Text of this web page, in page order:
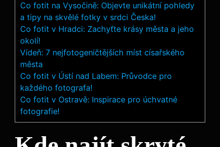
Co fotit na Vysočině: Objevte unikátní pohledy
a tipy na skvělé fotky v srdci Česka!
Co fotit v Hradci: Zachyťte krásy města a jeho
okolí!
Vídeň: 7 nejfotogeničtějších míst císařského
města
Co fotit v Ústí nad Labem: Průvodce pro
každého fotografa!
Co fotit v Ostravě: Inspirace pro úchvatné
fotografie!